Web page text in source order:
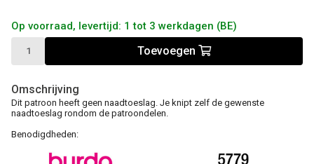
Op voorraad, levertijd: 1 tot 3 werkdagen (BE)
Toevoegen
Omschrijving
Dit patroon heeft geen naadtoeslag. Je knipt zelf de gewenste
naadtoeslag rondom de patroondelen.
Benodigdheden: